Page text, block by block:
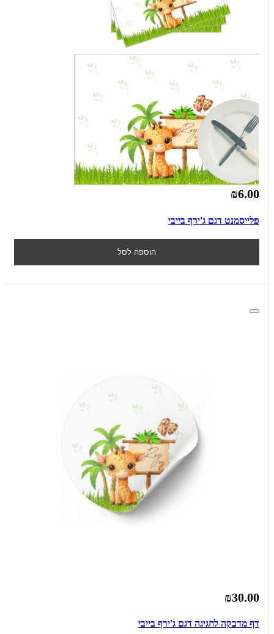
₪6.00
פלייסמנט דגם ג'ירף בייבי
הוספה לסל
₪30.00
דף מדבקה לחגיגה דגם ג'ירף בייבי